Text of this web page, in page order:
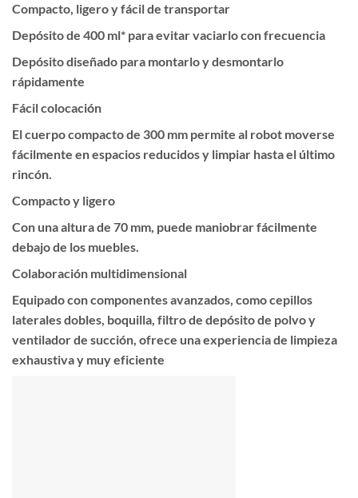
Compacto, ligero y fácil de transportar
Depósito de 400 ml* para evitar vaciarlo con frecuencia
Depósito diseñado para montarlo y desmontarlo
rápidamente
Fácil colocación
El cuerpo compacto de 300 mm permite al robot moverse
fácilmente en espacios reducidos y limpiar hasta el último
rincón.
Compacto y ligero
Con una altura de 70 mm, puede maniobrar fácilmente
debajo de los muebles.
Colaboración multidimensional
Equipado con componentes avanzados, como cepillos
laterales dobles, boquilla, filtro de depósito de polvo y
ventilador de succión, ofrece una experiencia de limpieza
exhaustiva y muy eficiente